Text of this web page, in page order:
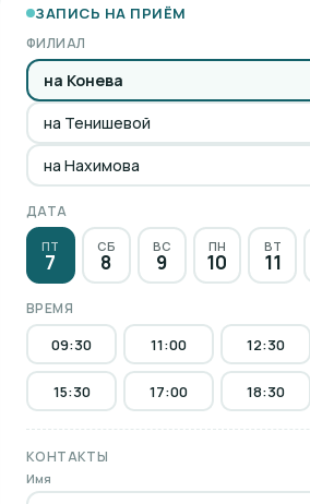
ЗАПИСЬ НА ПРИЁМ
ФИЛИАЛ
на Конева
на Тенишевой
на Нахимова
ДАТА
ПТ
7
СБ
8
ВС
9
ПН
10
ВТ
11
ВРЕМЯ
09:30 11:00 12:30
15:30 17:00 18:30
КОНТАКТЫ
Имя